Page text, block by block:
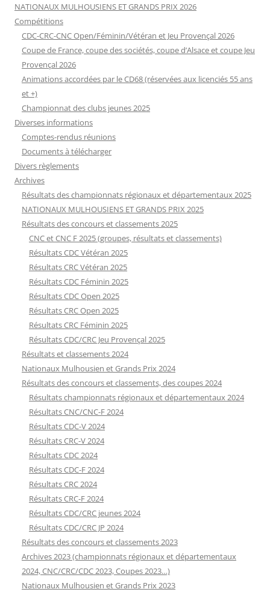
NATIONAUX MULHOUSIENS ET GRANDS PRIX 2026
Compétitions
CDC-CRC-CNC Open/Féminin/Vétéran et Jeu Provençal 2026
Coupe de France, coupe des sociétés, coupe d’Alsace et coupe Jeu
Provençal 2026
Animations accordées par le CD68 (réservées aux licenciés 55 ans
et +)
Championnat des clubs jeunes 2025
Diverses informations
Comptes-rendus réunions
Documents à télécharger
Divers règlements
Archives
Résultats des championnats régionaux et départementaux 2025
NATIONAUX MULHOUSIENS ET GRANDS PRIX 2025
Résultats des concours et classements 2025
CNC et CNC F 2025 (groupes, résultats et classements)
Résultats CDC Vétéran 2025
Résultats CRC Vétéran 2025
Résultats CDC Féminin 2025
Résultats CDC Open 2025
Résultats CRC Open 2025
Résultats CRC Féminin 2025
Résultats CDC/CRC Jeu Provençal 2025
Résultats et classements 2024
Nationaux Mulhousien et Grands Prix 2024
Résultats des concours et classements, des coupes 2024
Résultats championnats régionaux et départementaux 2024
Résultats CNC/CNC-F 2024
Résultats CDC-V 2024
Résultats CRC-V 2024
Résultats CDC 2024
Résultats CDC-F 2024
Résultats CRC 2024
Résultats CRC-F 2024
Résultats CDC/CRC jeunes 2024
Résultats CDC/CRC JP 2024
Résultats des concours et classements 2023
Archives 2023 (championnats régionaux et départementaux
2024, CNC/CRC/CDC 2023, Coupes 2023…)
Nationaux Mulhousien et Grands Prix 2023